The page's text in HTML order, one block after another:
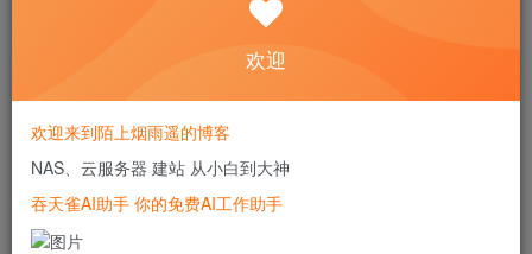
教程多都是参考网络上的一些大师们的教程做一些简化和把
一些要点易出错的地方给大家指出，让大家能更快加入到群
晖一起折腾。
什么是黑群晖
欢迎
欢迎来到陌上烟雨遥的博客
NAS、云服务器 建站 从小白到大神
吞天雀AI助手 你的免费AI工作助手